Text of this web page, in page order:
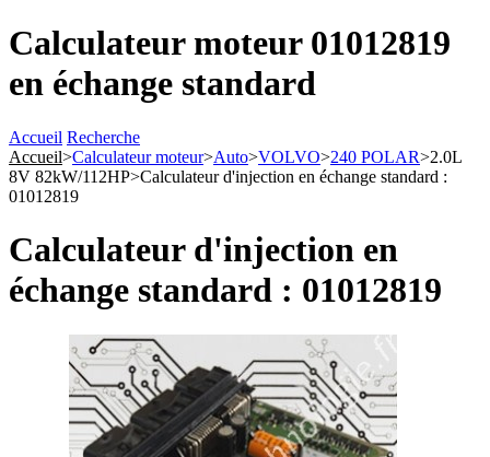
Calculateur moteur 01012819
en échange standard
Accueil Recherche
Accueil>Calculateur moteur>Auto>VOLVO>240 POLAR>2.0L
8V 82kW/112HP>Calculateur d'injection en échange standard :
01012819
Calculateur d'injection en
échange standard : 01012819